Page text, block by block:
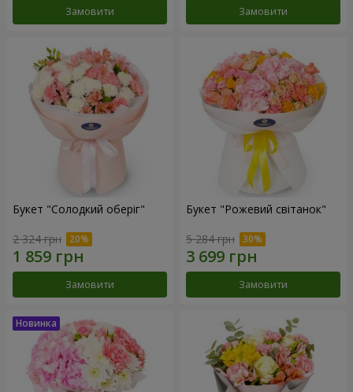
Замовити Замовити
Букет "Солодкий оберіг"
2 324 грн
Замовити
Букет "Рожевий світанок"
5 284 грн
Замовити